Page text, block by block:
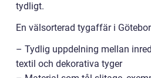
tydligt.
En välsorterad tygaffär i
– Tydlig uppdelning mellan
textil och dekorativa tyger